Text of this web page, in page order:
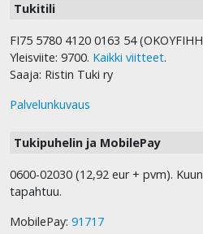
Tukitili
FI75 5780 4120 0163 54
Yleisviite: 9700. Kaikki viitteet.
Saaja: Ristin Tuki ry
Palvelunkuvaus
Tukipuhelin ja MobilePay
0600-02030 (12,92 eur + pvm).
tapahtuu.
MobilePay: 91717